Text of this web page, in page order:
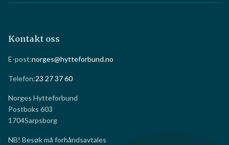
Media/PR
Norges Hytteforbund
Postboks 603